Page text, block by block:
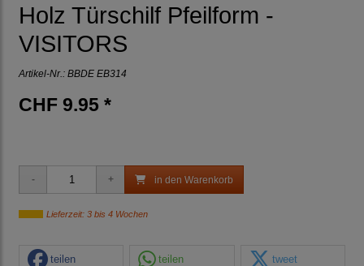
Holz Türschilf Pfeilform -
VISITORS
Artikel-Nr.: BBDE EB314
CHF 9.95 *
in den Warenkorb
Lieferzeit: 3 bis 4 Wochen
teilen teilen tweet